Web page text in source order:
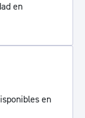
en
en